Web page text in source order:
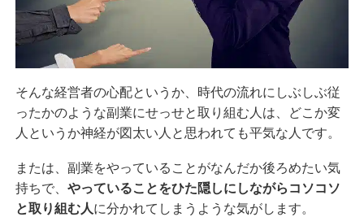
そんな経営者の心配というか、時代の流れにしぶしぶ従
ったかのような副業にせっせと取り組む人は、どこか変
人というか神経が図太い人と思われても平気な人です。
または、副業をやっていることがなんだか後ろめたい気
持ちで、 やっていることをひた隠しにしながらコソコソ
と取り組む人に分かれてしまうような気がします。